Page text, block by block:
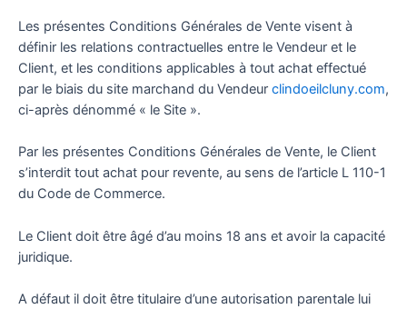
Les présentes Conditions Générales de Vente visent à
définir les relations contractuelles entre le Vendeur et le
Client, et les conditions applicables à tout achat effectué
par le biais du site marchand du Vendeur clindoeilcluny.com,
ci-après dénommé « le Site ».
Par les présentes Conditions Générales de Vente, le Client
s’interdit tout achat pour revente, au sens de l’article L 110-1
du Code de Commerce.
Le Client doit être âgé d’au moins 18 ans et avoir la capacité
juridique.
A défaut il doit être titulaire d’une autorisation parentale lui